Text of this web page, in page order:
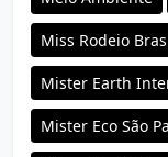
Miss Rodeio
Mister Earth
Mister Eco São